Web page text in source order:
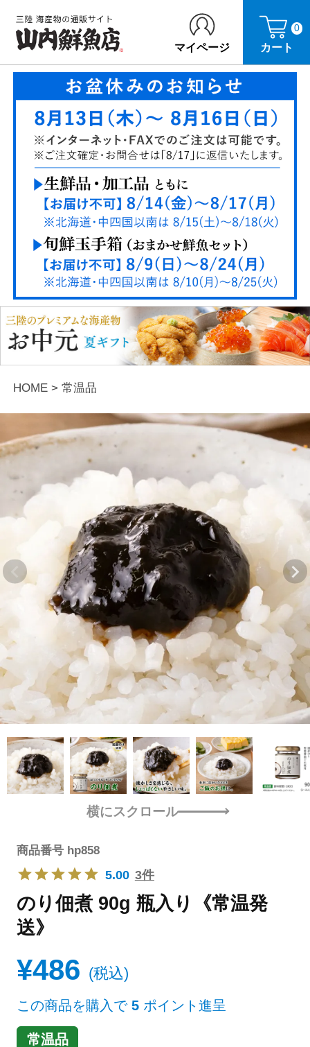
マイページ カート
0
HOME 常温品
Previous
横にスクロール
商品番号 hp858
5.00 3件
のり佃煮 90g 瓶入り《常温発
送》
¥486 税込
この商品を購入で 5 ポイント進呈
常温品